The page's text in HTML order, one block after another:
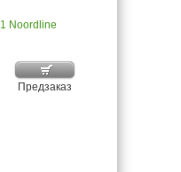
Noordline
Предзаказ